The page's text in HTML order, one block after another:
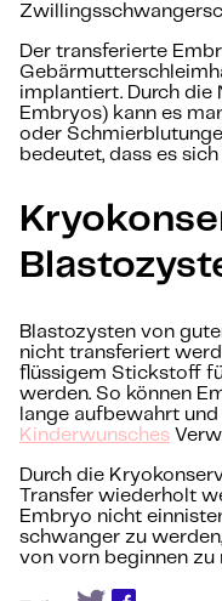
Der transferierte
implantiert. Durch die
Embryos) kann es
oder
bedeutet, dass es
Blastozysten von
nicht transferiert
flüssigem Stickstoff
werden. So können
lange aufbewahrt
Kinderwunsches
Durch die
Transfer wiederholt
Embryo nicht
schwanger zu
von vorn beginnen zu